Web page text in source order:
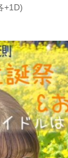
+1D)